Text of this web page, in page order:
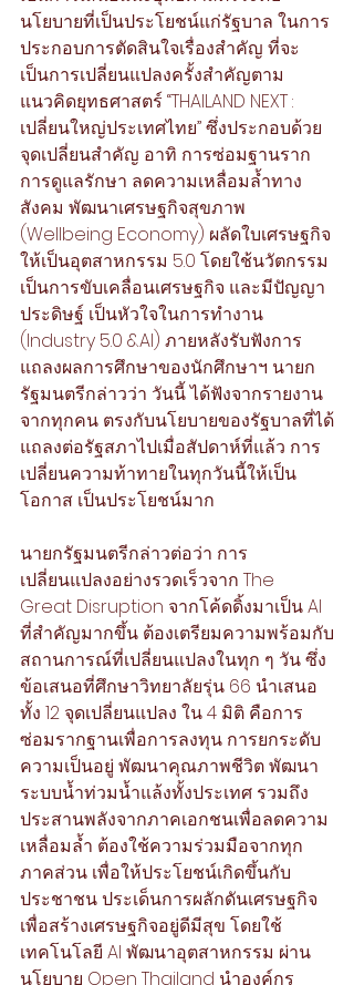
นโยบายที่เป็นประโยชน์แก่รัฐบาล ในการ
ประกอบการตัดสินใจเรื่องสำคัญ ที่จะ
เป็นการเปลี่ยนแปลงครั้งสำคัญตาม
แนวคิดยุทธศาสตร์ “THAILAND NEXT :
เปลี่ยนใหญ่ประเทศไทย” ซึ่งประกอบด้วย
จุดเปลี่ยนสำคัญ อาทิ การซ่อมฐานราก
การดูแลรักษา ลดความเหลื่อมล้ำทาง
สังคม พัฒนาเศรษฐกิจสุขภาพ
(Wellbeing Economy) ผลัดใบเศรษฐกิจ
ให้เป็นอุตสาหกรรม 5.0 โดยใช้นวัตกรรม
เป็นการขับเคลื่อนเศรษฐกิจ และมีปัญญา
ประดิษฐ์ เป็นหัวใจในการทำงาน
(Industry 5.0 &AI) ภายหลังรับฟังการ
แถลงผลการศึกษาของนักศึกษาฯ นายก
รัฐมนตรีกล่าวว่า วันนี้ ได้ฟังจากรายงาน
จากทุกคน ตรงกับนโยบายของรัฐบาลที่ได้
แถลงต่อรัฐสภาไปเมื่อสัปดาห์ที่แล้ว การ
เปลี่ยนความท้าทายในทุกวันนี้ให้เป็น
โอกาส เป็นประโยชน์มาก
นายกรัฐมนตรีกล่าวต่อว่า การ
เปลี่ยนแปลงอย่างรวดเร็วจาก The
Great Disruption จากโค้ดดิ้งมาเป็น AI
ที่สำคัญมากขึ้น ต้องเตรียมความพร้อมกับ
สถานการณ์ที่เปลี่ยนแปลงในทุก ๆ วัน ซึ่ง
ข้อเสนอที่ศึกษาวิทยาลัยรุ่น 66 นำเสนอ
ทั้ง 12 จุดเปลี่ยนแปลง ใน 4 มิติ คือการ
ซ่อมรากฐานเพื่อการลงทุน การยกระดับ
ความเป็นอยู่ พัฒนาคุณภาพชีวิต พัฒนา
ระบบน้ำท่วมน้ำแล้งทั้งประเทศ รวมถึง
ประสานพลังจากภาคเอกชนเพื่อลดความ
เหลื่อมล้ำ ต้องใช้ความร่วมมือจากทุก
ภาคส่วน เพื่อให้ประโยชน์เกิดขึ้นกับ
ประชาชน ประเด็นการผลักดันเศรษฐกิจ
เพื่อสร้างเศรษฐกิจอยู่ดีมีสุข โดยใช้
เทคโนโลยี AI พัฒนาอุตสาหกรรม ผ่าน
นโยบาย Open Thailand นำองค์กร